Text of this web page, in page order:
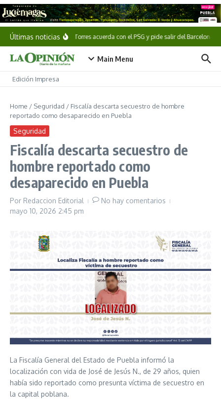
Saltar al contenido
Últimas noticiasFerran Torres acuerda con el PSG y pide salir del Barcelona
Main Menu
Edición Impresa
Home / Seguridad / Fiscalía descarta secuestro de hombre
reportado como desaparecido en Puebla
Seguridad
Fiscalía descarta secuestro de
hombre reportado como
desaparecido en Puebla
Por Redaccion Editorial
No hay comentarios
mayo 10, 2026 2:45 pm
La Fiscalía General del Estado de Puebla informó la
localización con vida de José de Jesús N., de 29 años, quien
había sido reportado como presunta víctima de secuestro en
la capital poblana.